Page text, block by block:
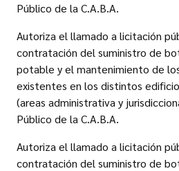
Público de la C.A.B.A.
Autoriza el llamado a licitación
contratación del suministro de
potable y el mantenimiento de
existentes en los distintos
(areas administrativa y
Público de la C.A.B.A.
Autoriza el llamado a licitación
contratación del suministro de